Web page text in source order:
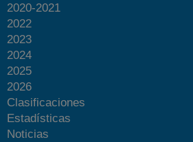
2020-2021
2022
2023
2024
2025
2026
Clasificaciones
Estadísticas
Noticias